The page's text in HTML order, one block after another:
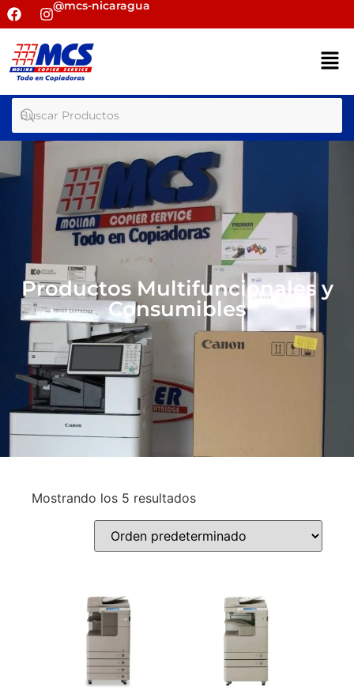
@mcs-nicaragua
Productos Multifuncionales y
Consumibles
Mostrando los 5 resultados